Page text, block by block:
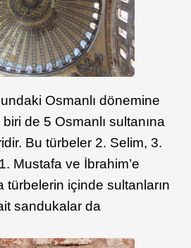
Osmanlı dönemine
de 5 Osmanlı sultanına
Bu türbeler 2. Selim, 3.
Mustafa ve İbrahim’e
türbelerin içinde sultanların
sandukalar da